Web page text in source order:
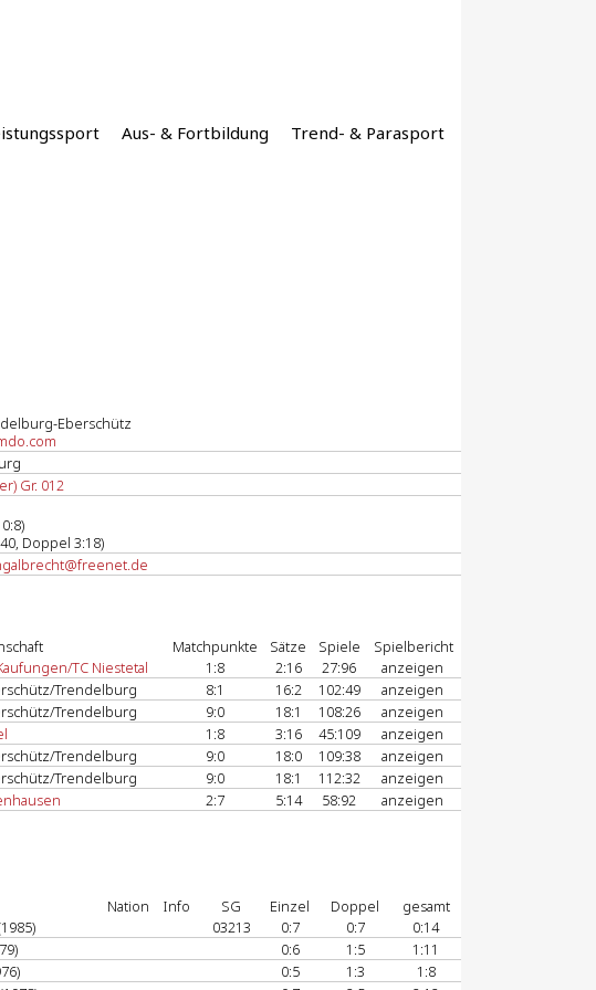
Aus- & Fortbildung Trend- & Parasport
Eberschütz
Gr. 012
Doppel 3:18)
Matchpunkte Sätze Spiele
Spielbericht
TC Niestetal 1:8 2:16 27:96
anzeigen
Trendelburg 8:1 16:2 102:49
anzeigen
Trendelburg 9:0 18:1 108:26
anzeigen
1:8 3:16 45:109
anzeigen
Trendelburg 9:0 18:0 109:38
anzeigen
Trendelburg 9:0 18:1 112:32
anzeigen
2:7 5:14 58:92 anzeigen
Nation Info SG Einzel Doppel
gesamt
03213 0:7 0:7
0:14
0:6 1:5
1:11
0:5 1:3
1:8